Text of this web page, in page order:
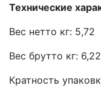
Технические
Вес нетто кг: 5,72
Вес брутто кг: 6,22
Кратность